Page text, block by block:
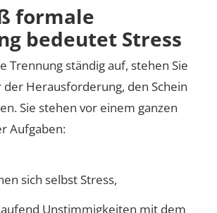
data to this third party.
Video laden
formale
bedeutet Stress
Trennung ständig auf, stehen Sie
Herausforderung, den Schein
Sie stehen vor einem ganzen
Aufgaben:
sich selbst Stress,
Unstimmigkeiten mit dem